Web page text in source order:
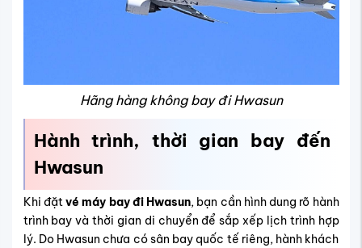
Hãng hàng không bay đi Hwasun
Hành trình, thời gian bay đến
Hwasun
Khi đặtvé máy bay đi Hwasun, bạn cần hình dung rõ hành
trình bay và thời gian di chuyển để sắp xếp lịch trình hợp
lý. Do Hwasun chưa có sân bay quốc tế riêng, hành khách